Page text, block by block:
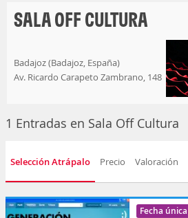
SALA OFF CULTURA
Badajoz (Badajoz, España)
Av. Ricardo Carapeto Zambrano, 148
1 Entradas en Sala Off Cultura
Selección Atrápalo Precio Valoración
Fecha única